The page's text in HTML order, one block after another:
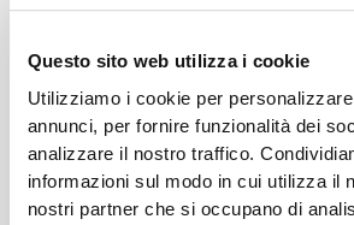
Questo sito web utilizza i cookie
Utilizziamo i cookie per
annunci, per fornire funzionalità dei
analizzare il nostro traffico.
informazioni sul modo in cui utilizza il
nostri partner che si occupano di
alta Peach Perfect
Dettagli del prodotto